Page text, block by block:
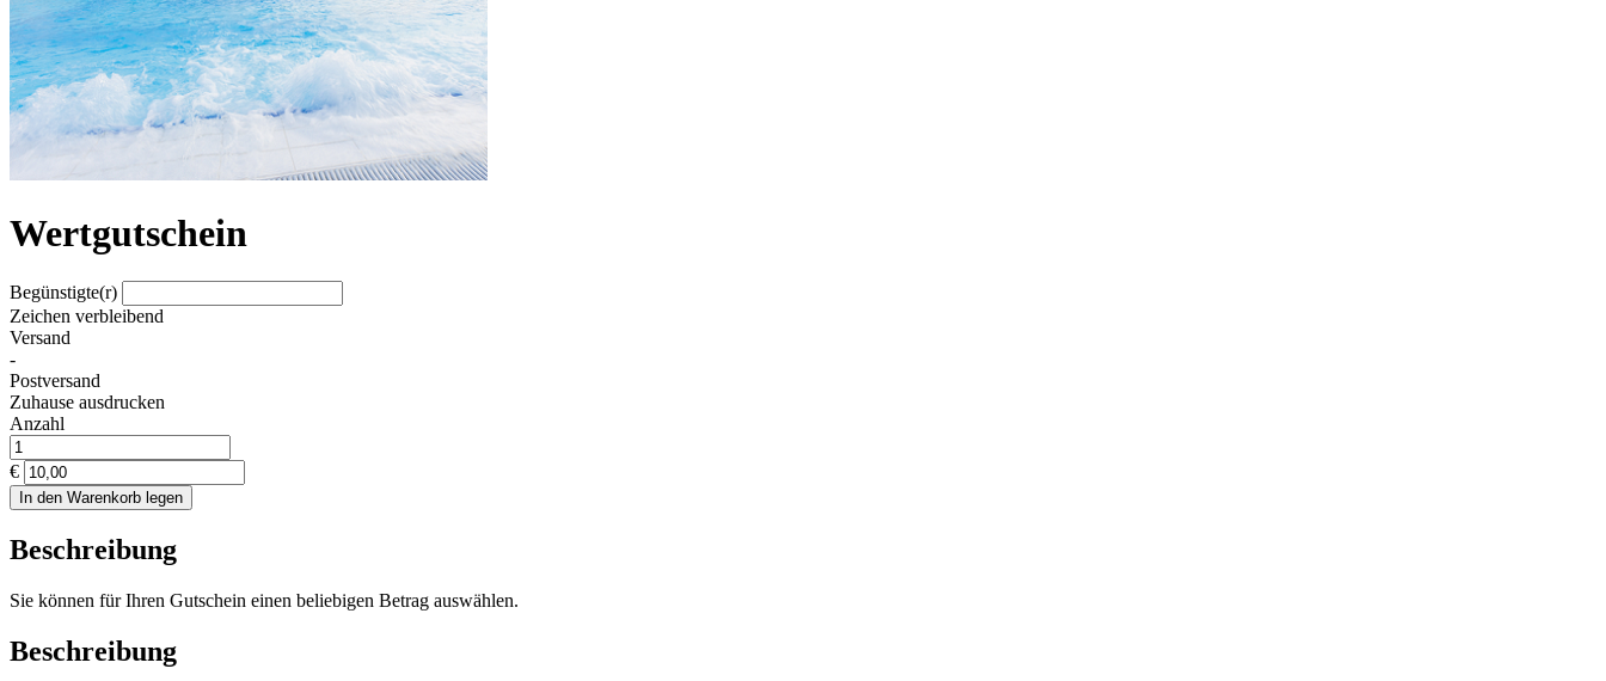
Wertgutschein
Begünstigte(r)
Zeichen verbleibend
Versand
-
Postversand
Zuhause ausdrucken
Anzahl
€
In den Warenkorb legen
Beschreibung
Sie können für Ihren Gutschein einen beliebigen Betrag auswählen.
Beschreibung